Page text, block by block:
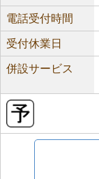
電話受付時間
受付休業日
併設サービス